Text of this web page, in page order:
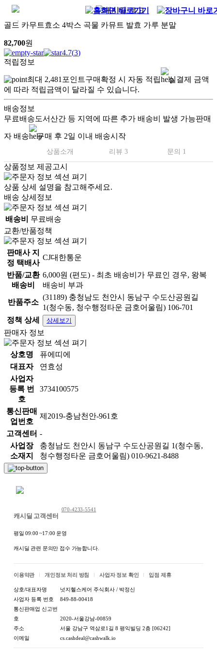
골드 카무트효소 4박스 곡물 카뮤트 발효 가루 분말
82,700원
4.7(3)
적립정보
최대 2,481 포인트구매확정 시 자동 적립
실결제 금액
에 따라 적립금액이 달라질 수 있습니다.
배송정보
무료배송도서산간 등 지역에 따른 추가 배송비 발생 가능판매
자 배송 구매 후 2일 이내 배송시작
상품소개 리뷰 3 문의 1
상품정보 제공고시
상품 상세 설명을 참고해주세요.
배송 상세정보
배송비
무료배송
교환/반품정책
판매사 지
정 택배사
CJ대한통운
반품/교환
배송비
6,000원 (편도) - 최초 배송비가 무료인 경우, 왕복
배송비 부과
반품주소
(31189) 충청남도 천안시 동남구 수도산공원길
1(청수동, 청수행정타운 금호어울림) 106-701
정책 상세
상세보기
판매자 정보
상호명
퓨에띠에
대표자
연효성
사업자
등록 번
호
3734100575
통신판매
업번호
제2019-충남천안-961호
고객센터 -
사업장
소재지
충청남도 천안시 동남구 수도산공원길 1(청수동,
청수행정타운 금호어울림) 010-9621-8488
캐시딜 고객센터
070-4233-5541
평일 09:00 ~17:00 운영
캐시딜 관련 문의만 접수 가능합니다.
이용약관 개인정보 처리 방침 사업자 정보 확인 입점 제휴
상호/대표자명
넛지헬스케어 주식회사 / 박정신
사업자 등록 번호
849-88-00418
통신판매업 신고번
호
2020-서울강남-00859
주소
서울 강남구 역삼로1길 8 평익빌딩 2층 [06242]
이메일
cs.cashdeal@cashwalk.io